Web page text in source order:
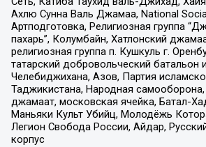
Ахлю Сунна Валь Джамаа, National
Артподготовка, Религиозная группа
пахарь”, Колумбайн, Хатлонский
религиозная группа п. Кушкуль г.
татарский добровольческий батальон
Челебиджихана, Азов, Партия
Таджикистана, Народная
джамаат, московская ячейка, Батал-
Маньяки Культ Убийц, Молодёжь
Легион Свобода России, Айдар,
корпус